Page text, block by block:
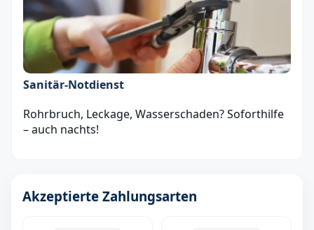
Sanitär‑Notdienst
Rohrbruch, Leckage, Wasserschaden? Soforthilfe
– auch nachts!
Akzeptierte Zahlungsarten